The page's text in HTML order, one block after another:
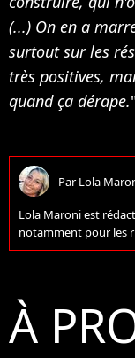
(...) On en a
surtout sur les
très positives,
quand ça dérape.
ParLola
Lola Maroni est
notamment pour les
À